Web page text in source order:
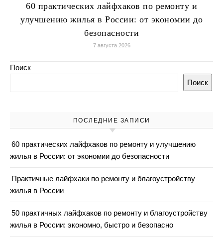
60 практических лайфхаков по ремонту и
улучшению жилья в России: от экономии до
безопасности
7 августа 2026
Поиск
Поиск
ПОСЛЕДНИЕ ЗАПИСИ
60 практических лайфхаков по ремонту и улучшению
жилья в России: от экономии до безопасности
Практичные лайфхаки по ремонту и благоустройству
жилья в России
50 практичных лайфхаков по ремонту и благоустройству
жилья в России: экономно, быстро и безопасно